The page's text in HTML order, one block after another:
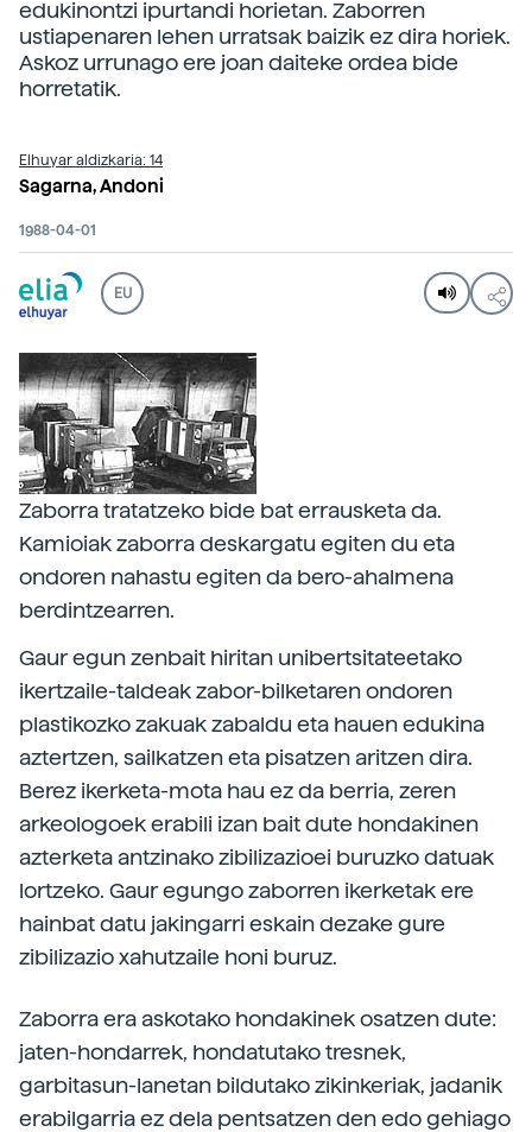
edukinontzi ipurtandi horietan. Zaborren
ustiapenaren lehen urratsak baizik ez dira horiek.
Askoz urrunago ere joan daiteke ordea bide
horretatik.
Elhuyar aldizkaria: 14
Sagarna, Andoni
1988-04-01
EU
Zaborra tratatzeko bide bat errausketa da.
Kamioiak zaborra deskargatu egiten du eta
ondoren nahastu egiten da bero-ahalmena
berdintzearren.
Gaur egun zenbait hiritan unibertsitateetako
ikertzaile-taldeak zabor-bilketaren ondoren
plastikozko zakuak zabaldu eta hauen edukina
aztertzen, sailkatzen eta pisatzen aritzen dira.
Berez ikerketa-mota hau ez da berria, zeren
arkeologoek erabili izan bait dute hondakinen
azterketa antzinako zibilizazioei buruzko datuak
lortzeko. Gaur egungo zaborren ikerketak ere
hainbat datu jakingarri eskain dezake gure
zibilizazio xahutzaile honi buruz.
Zaborra era askotako hondakinek osatzen dute:
jaten-hondarrek, hondatutako tresnek,
garbitasun-lanetan bildutako zikinkeriak, jadanik
erabilgarria ez dela pentsatzen den edo gehiago